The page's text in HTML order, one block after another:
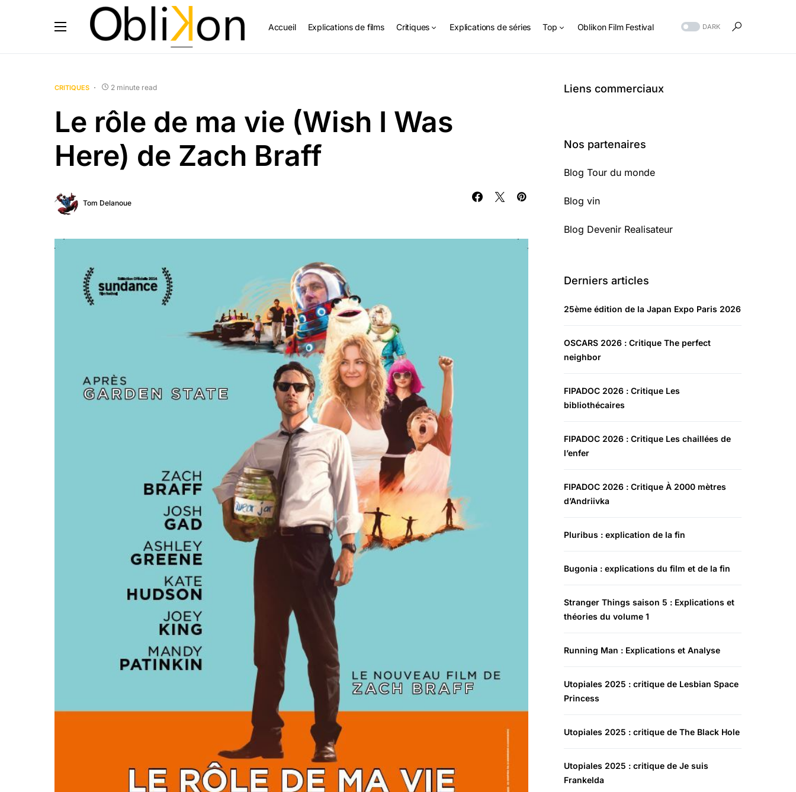
Accueil Explications de films Critiques Explications de séries Top Oblikon Film Festival DARK
CRITIQUES 2 minute read
Le rôle de ma vie (Wish I Was
Here) de Zach Braff
Tom Delanoue
Liens commerciaux
Nos partenaires
Blog Tour du monde
Blog vin
Blog Devenir Realisateur
Derniers articles
25ème édition de la Japan Expo Paris 2026
OSCARS 2026 : Critique The perfect
neighbor
FIPADOC 2026 : Critique Les
bibliothécaires
FIPADOC 2026 : Critique Les chaillées de
l’enfer
FIPADOC 2026 : Critique À 2000 mètres
d’Andriivka
Pluribus : explication de la fin
Bugonia : explications du film et de la fin
Stranger Things saison 5 : Explications et
théories du volume 1
Running Man : Explications et Analyse
Utopiales 2025 : critique de Lesbian Space
Princess
Utopiales 2025 : critique de The Black Hole
Utopiales 2025 : critique de Je suis
Frankelda